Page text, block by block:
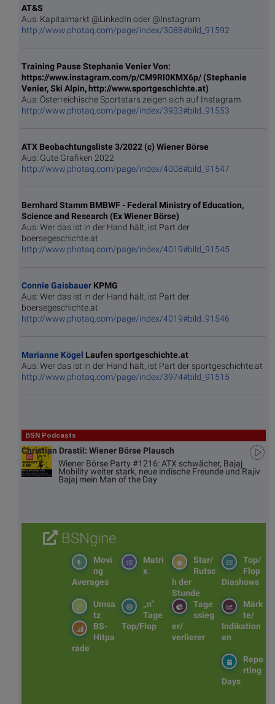
AT&S
Aus: Kapitalmarkt @LinkedIn oder @Instagram
http://www.photaq.com/page/index/3088#bild_91592
Training Pause Stephanie Venier Von:
https://www.instagram.com/p/CM9Rl0KMX6p/ (Stephanie
Venier, Ski Alpin, http://www.sportgeschichte.at)
Aus: Österreichische Sportstars zeigen sich auf Instagram
http://www.photaq.com/page/index/3933#bild_91553
ATX Beobachtungsliste 3/2022 (c) Wiener Börse
Aus: Gute Grafiken 2022
http://www.photaq.com/page/index/4008#bild_91547
Bernhard Stamm BMBWF - Federal Ministry of Education,
Science and Research (Ex Wiener Börse)
Aus: Wer das ist in der Hand hält, ist Part der
boersegeschichte.at
http://www.photaq.com/page/index/4019#bild_91545
Connie Gaisbauer KPMG
Aus: Wer das ist in der Hand hält, ist Part der
boersegeschichte.at
http://www.photaq.com/page/index/4019#bild_91546
Marianne Kögel Laufen sportgeschichte.at
Aus: Wer das ist in der Hand hält, ist Part der sportgeschichte.at
http://www.photaq.com/page/index/3974#bild_91515
BSN Podcasts
Christian Drastil: Wiener Börse Plausch
Wiener Börse Party #1216: ATX schwächer, Bajaj
Mobility weiter stark, neue indische Freunde und Rajiv
Bajaj mein Man of the Day
BSNgine
Top/
Flop
Diashows
Star/
Rutsc
h der
Stunde
Matri
x
Movi
ng
Averages
Märk
te/
Indikation
en
Tage
ssieg
er/
verlierer
„n“
Tage
Top/Flop
Umsa
tz
BS-
Hitpa
rade
Repo
rting
Days